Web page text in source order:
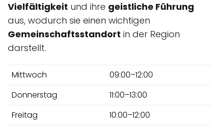
Vielfältigkeit und ihre geistliche Führung
aus, wodurch sie einen wichtigen
Gemeinschaftsstandort in der Region
darstellt.
Mittwoch
09:00–12:00
Donnerstag
11:00–13:00
Freitag
10:00–12:00